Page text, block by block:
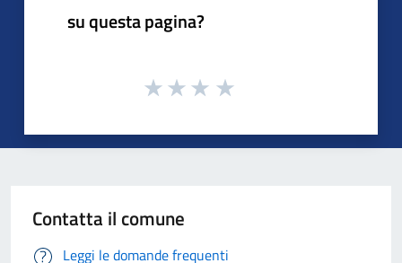
su questa pagina?
Contatta il comune
Leggi le domande frequenti